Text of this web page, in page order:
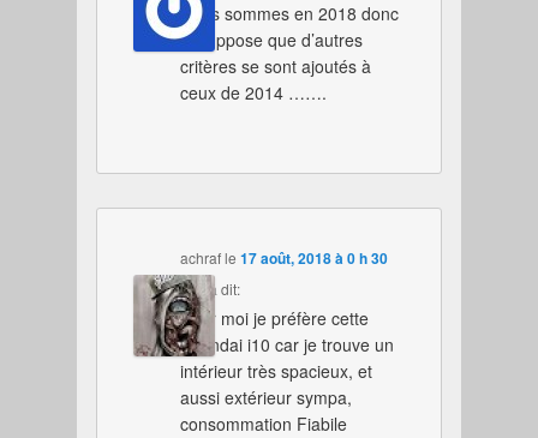
Nous sommes en 2018 donc
je suppose que d’autres
critères se sont ajoutés à
ceux de 2014 …….
achrafle17 août, 2018 à 0 h 30
min a dit:
Pour moi je préfère cette
Hyundai i10 car je trouve un
intérieur très spacieux, et
aussi extérieur sympa,
consommation Fiabile